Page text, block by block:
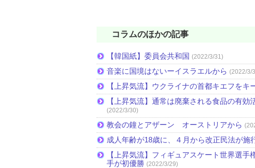
コラムのほかの記事
【韓国紙】委員会共和国 (2022/3/31)
音楽に国境はないーイスラエルから (2022/3/
【上昇気流】ウクライナの首都キエフを
【上昇気流】通常は廃棄される食品の有
(2022/3/30)
教会の鐘とアザーン オーストリアから
成人年齢が18歳に、４月から改正民法が施
【上昇気流】フィギュアスケート世界選
手が初優勝 (2022/3/29)